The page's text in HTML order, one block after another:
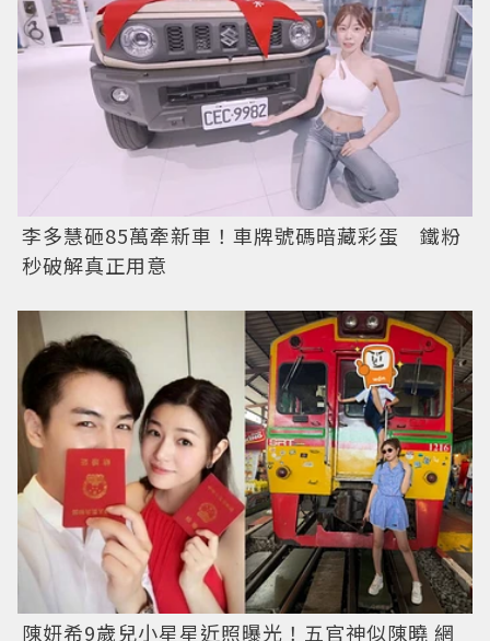
李多慧砸85萬牽新車！車牌號碼暗藏彩蛋 鐵粉
秒破解真正用意
陳妍希9歲兒小星星近照曝光！五官神似陳曉 網